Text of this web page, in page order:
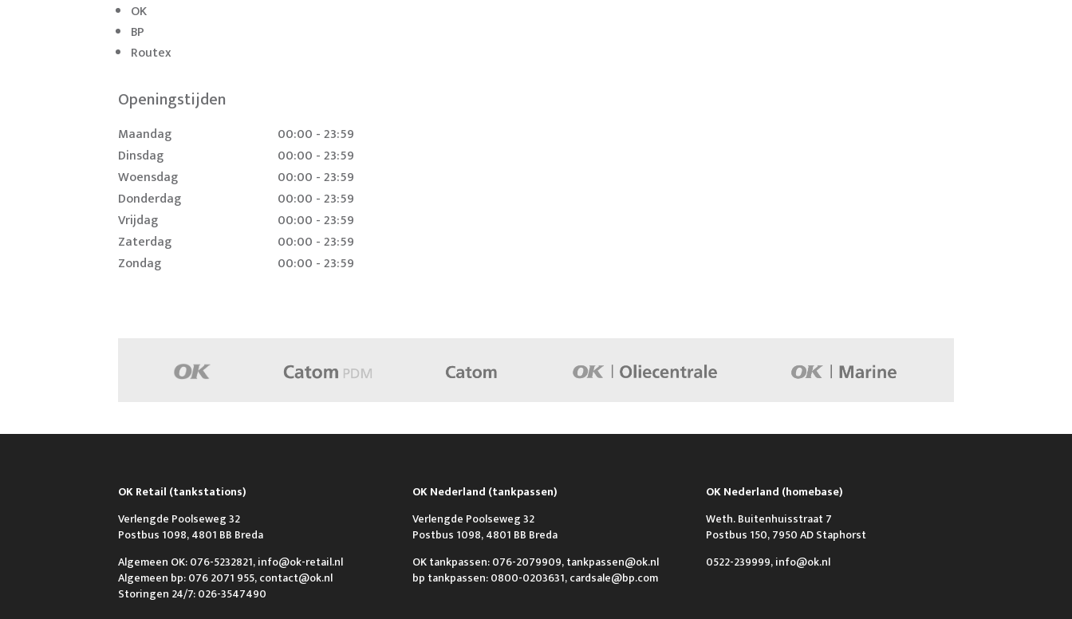
OK
BP
Routex
Openingstijden
Maandag
00:00 - 23:59
Dinsdag
00:00 - 23:59
Woensdag
00:00 - 23:59
Donderdag
00:00 - 23:59
Vrijdag
00:00 - 23:59
Zaterdag
00:00 - 23:59
Zondag
00:00 - 23:59
OK Retail (tankstations)
Verlengde Poolseweg 32
Postbus 1098, 4801 BB Breda
Algemeen OK: 076-5232821, info@ok-retail.nl
Algemeen bp: 076 2071 955, contact@ok.nl
Storingen 24/7: 026-3547490
OK Nederland (tankpassen)
Verlengde Poolseweg 32
Postbus 1098, 4801 BB Breda
OK tankpassen: 076-2079909, tankpassen@ok.nl
bp tankpassen: 0800-0203631, cardsale@bp.com
OK Nederland (homebase)
Weth. Buitenhuisstraat 7
Postbus 150, 7950 AD Staphorst
0522-239999, info@ok.nl